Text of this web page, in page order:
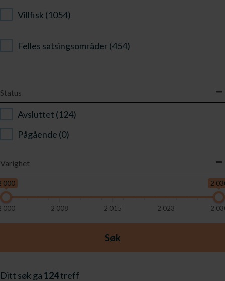
Villfisk (1054)
Felles satsingsområder (454)
Status
Avsluttet (124)
Pågående (0)
Varighet
Varighet
000 2
000 2 008 2 015 2 023 2
Søk
Ditt søk ga 124treff